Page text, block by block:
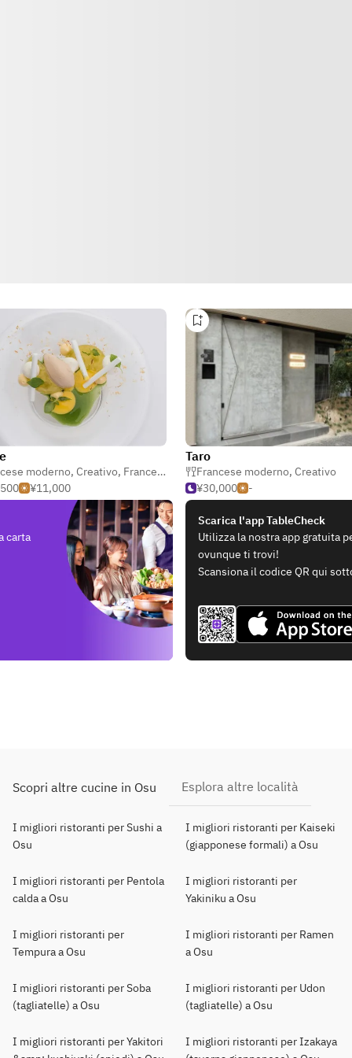
moderno, Creativo, Francese
¥11,000
Taro
Francese moderno, Creativo
¥30,000
-
carta
Scarica l'app TableCheck
Utilizza la nostra app gratuita
ovunque ti trovi!
Scansiona il codice QR qui
Scopri altre cucine in Osu Esplora altre località
I migliori ristoranti per Sushi a
Osu
I migliori ristoranti per Kaiseki
(giapponese formali) a Osu
I migliori ristoranti per Pentola
calda a Osu
I migliori ristoranti per
Yakiniku a Osu
I migliori ristoranti per
Tempura a Osu
I migliori ristoranti per Ramen
a Osu
I migliori ristoranti per Soba
(tagliatelle) a Osu
I migliori ristoranti per Udon
(tagliatelle) a Osu
I migliori ristoranti per Yakitori
I migliori ristoranti per Izakaya